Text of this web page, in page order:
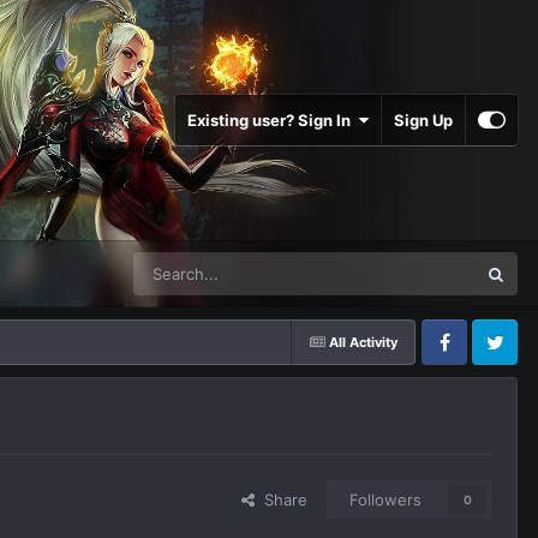
Existing user? Sign In Sign Up
All Activity
FacebookTwitter
Share Followers 0